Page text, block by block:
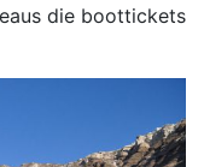
die boottickets